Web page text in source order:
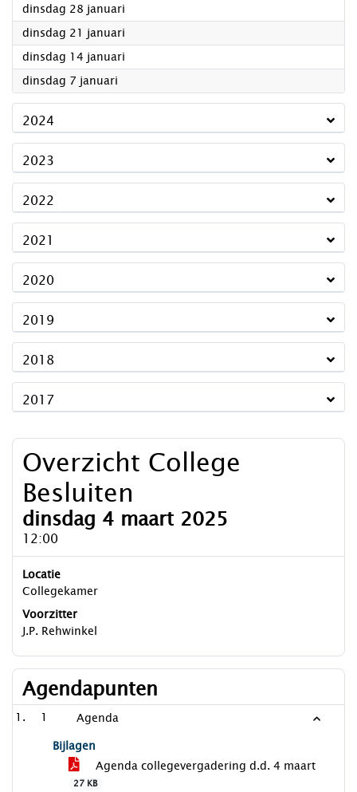
dinsdag 28 januari
dinsdag 21 januari
dinsdag 14 januari
dinsdag 7 januari
2024
2023
2022
2021
2020
2019
2018
2017
Overzicht College
Besluiten
dinsdag 4 maart 2025
12:00
Locatie
Collegekamer
Voorzitter
J.P. Rehwinkel
Agendapunten
1
Agenda
Bijlagen
Agenda collegevergadering d.d. 4 maart
27 KB